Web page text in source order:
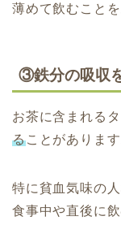
薄めて飲むこと
③鉄分の吸収
お茶に含まれる
ることがあります
特に貧血気味の
食事中や直後に